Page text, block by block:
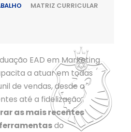
MATRIZ CURRICULAR
EAD em Marketing
a atuar em todas
de vendas, desde a
até a fidelização.
as mais recentes
do